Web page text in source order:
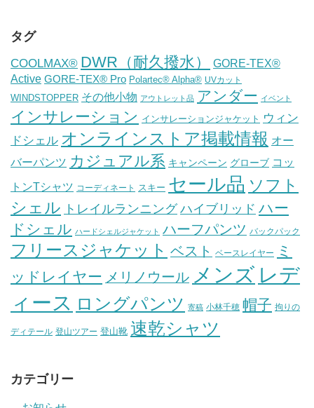
タグ
COOLMAX® DWR（耐久撥水）
GORE-TEX®
Active GORE-TEX® Pro Polartec® Alpha® UVカット
WINDSTOPPER その他小物 アウトレット品 アンダー イベント
インサレーション インサレーションジャケット ウィン
ドシェル オンラインストア掲載情報 オー
バーパンツ カジュアル系 キャンペーン グローブ コッ
トンTシャツ コーディネート スキー セール品 ソフト
シェル トレイルランニング ハイブリッド ハー
ドシェル ハードシェルジャケット ハーフパンツ バックパック
フリースジャケット ベスト ベースレイヤー
ミ
ッドレイヤー メリノウール メンズ レデ
ィース ロングパンツ 寄稿 小林千穂 帽子 拘りの
ディテール 登山ツアー 登山靴 速乾シャツ
カテゴリー